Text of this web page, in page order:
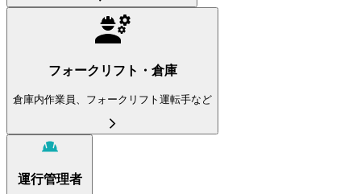
フォークリフト・倉庫
倉庫内作業員、フォークリフト運転手など
運行管理者